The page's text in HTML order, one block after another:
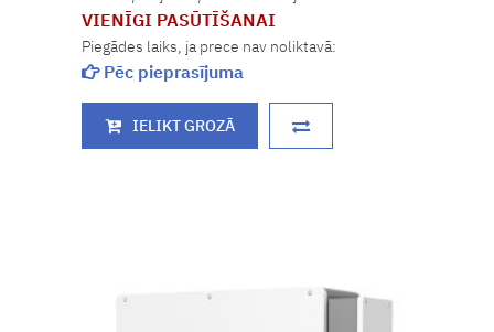
VIENĪGI PASŪTĪŠANAI
Piegādes laiks, ja prece nav noliktavā:
Pēc pieprasījuma
IELIKT GROZĀ